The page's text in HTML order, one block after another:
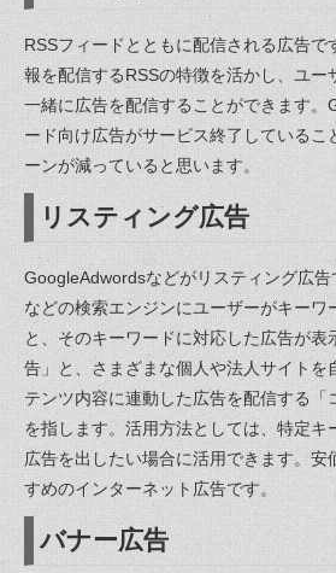
RSSフィードとともに配信される広告で
報を配信するRSSの特徴を活かし、ユー
一緒に広告を配信することができます。
ード向け広告がサービス終了しているこ
ーンが減っていると思います。
リスティング広告
GoogleAdwordsなどがリスティング広
などの検索エンジンにユーザーがキーワ
と、そのキーワードに対応した広告が表
告」と、さまざまな個人や法人サイトを
テンツ内容に連動した広告を配信する「
を指します。活用方法としては、特定キ
広告を出したい場合に活用できます。安
すめのインターネット広告です。
バナー広告